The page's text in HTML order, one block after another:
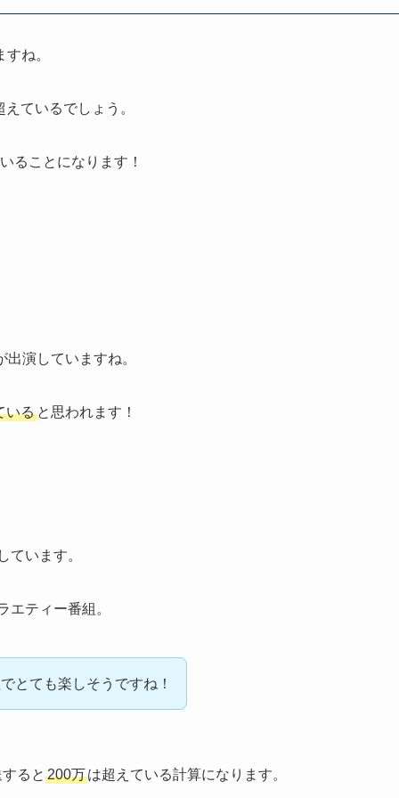
ね。
えているでしょう。
ることになります！
演していますね。
る と思われます！
ています。
エティー番組。
とても楽しそうですね！
ると 200万 は超えている計算になります。